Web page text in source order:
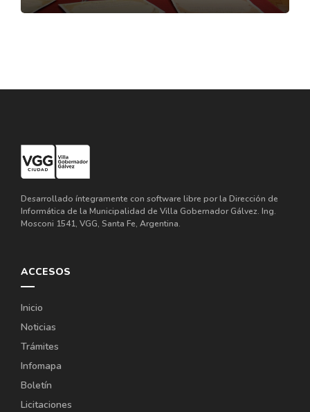
Desarrollado íntegramente con software libre por la Dirección de
Informática de la Municipalidad de Villa Gobernador Gálvez. Ing.
Mosconi 1541, VGG, Santa Fe, Argentina.
ACCESOS
Inicio
Noticias
Trámites
Infomapa
Boletín
Licitaciones